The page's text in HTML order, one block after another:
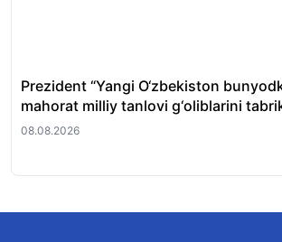
Prezident “Yangi O‘zbekiston
mahorat milliy tanlovi g‘oliblarini
08.08.2026